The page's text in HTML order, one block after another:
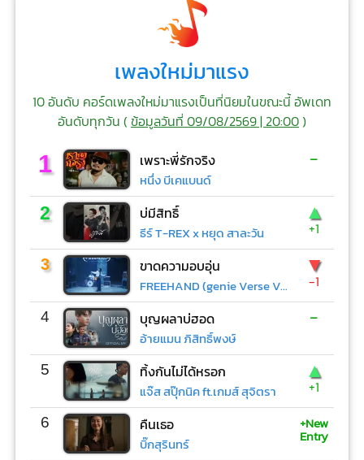
เพลงใหม่มาแรง
10 อันดับ คอร์ดเพลงใหม่มาแรงเป็นที่นิยมในขณะนี้ อัพเดท
อันดับทุกวัน (ข้อมูลวันที่ 09/08/2569 | 20:00)
1 เพราะพี่รักจริง
หนึ่ง บีเคแบนด์
-
2 บ่มีสิทธิ์
ธีร์ T-REX x หยุด สาละวัน
▲
+1
3 ขาดความอบอุ่น
FREEHAND (genie Verse Vol.1)
▼
-1
4 บุญผลาบ่ฮอด
อ้ายแมน ภิสิทธิ์พงษ์
-
5 ทิ้งกันไม่ได้หรอก
แจ๊ส สปุ๊กนิค ft.เกมส์ สุจิตรา
▲
+1
6 คืนเธอ
บิ๊กสุรินทร์
+New
Entry